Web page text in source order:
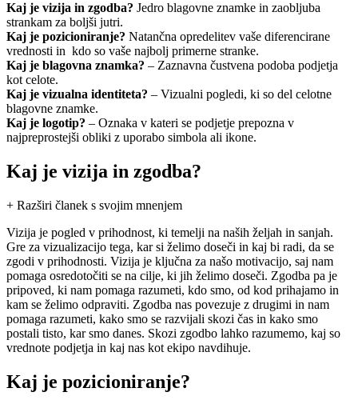
Kaj je vizija in zgodba? Jedro blagovne znamke in zaobljuba
strankam za boljši jutri.
Kaj je pozicioniranje? Natančna opredelitev vaše diferencirane
vrednosti in kdo so vaše najbolj primerne stranke.
Kaj je blagovna znamka? – Zaznavna čustvena podoba podjetja
kot celote.
Kaj je vizualna identiteta? – Vizualni pogledi, ki so del celotne
blagovne znamke.
Kaj je logotip? – Oznaka v kateri se podjetje prepozna v
najpreprostejši obliki z uporabo simbola ali ikone.
Kaj je vizija in zgodba?
+ Razširi članek s svojim mnenjem
Vizija je pogled v prihodnost, ki temelji na naših željah in sanjah.
Gre za vizualizacijo tega, kar si želimo doseči in kaj bi radi, da se
zgodi v prihodnosti. Vizija je ključna za našo motivacijo, saj nam
pomaga osredotočiti se na cilje, ki jih želimo doseči. Zgodba pa je
pripoved, ki nam pomaga razumeti, kdo smo, od kod prihajamo in
kam se želimo odpraviti. Zgodba nas povezuje z drugimi in nam
pomaga razumeti, kako smo se razvijali skozi čas in kako smo
postali tisto, kar smo danes. Skozi zgodbo lahko razumemo, kaj so
vrednote podjetja in kaj nas kot ekipo navdihuje.
Kaj je pozicioniranje?